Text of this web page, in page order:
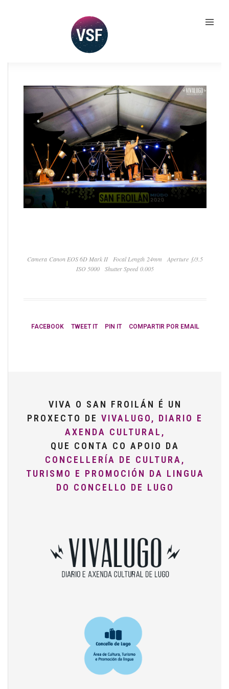
Camera Canon EOS 6D Mark II Focal Length 24mm
Aperture ƒ/3.5
ISO 5000
Shutter Speed 0.005
FACEBOOK TWEET IT PIN IT COMPARTIR POR EMAIL
VIVA O SAN FROILÁN É UN
PROXECTO DE VIVALUGO, DIARIO E
AXENDA CULTURAL,
QUE CONTA CO APOIO DA
CONCELLERÍA DE CULTURA,
TURISMO E PROMOCIÓN DA LINGUA
DO CONCELLO DE LUGO